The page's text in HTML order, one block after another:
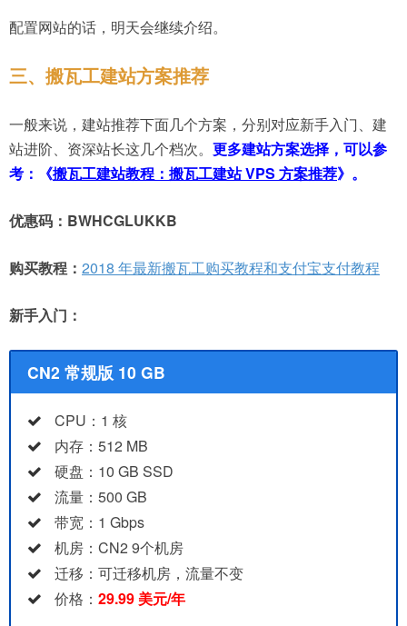
配置网站的话，明天会继续介绍。
三、搬瓦工建站方案推荐
一般来说，建站推荐下面几个方案，分别对应新手入门、建
站进阶、资深站长这几个档次。 更多建站方案选择，可以参
考：《搬瓦工建站教程：搬瓦工建站 VPS 方案推荐》。
优惠码：BWHCGLUKKB
购买教程： 2018 年最新搬瓦工购买教程和支付宝支付教程
新手入门：
CN2 常规版 10 GB
CPU：1 核
内存：512 MB
硬盘：10 GB SSD
流量：500 GB
带宽：1 Gbps
机房：CN2 9个机房
迁移：可迁移机房，流量不变
价格： 29.99 美元/年